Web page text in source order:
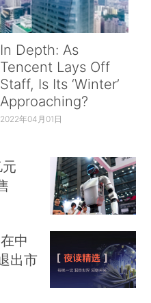
In Depth: As
Tencent Lays Off
Staff, Is Its ‘Winter’
Approaching?
2022年04月01日
中
出市